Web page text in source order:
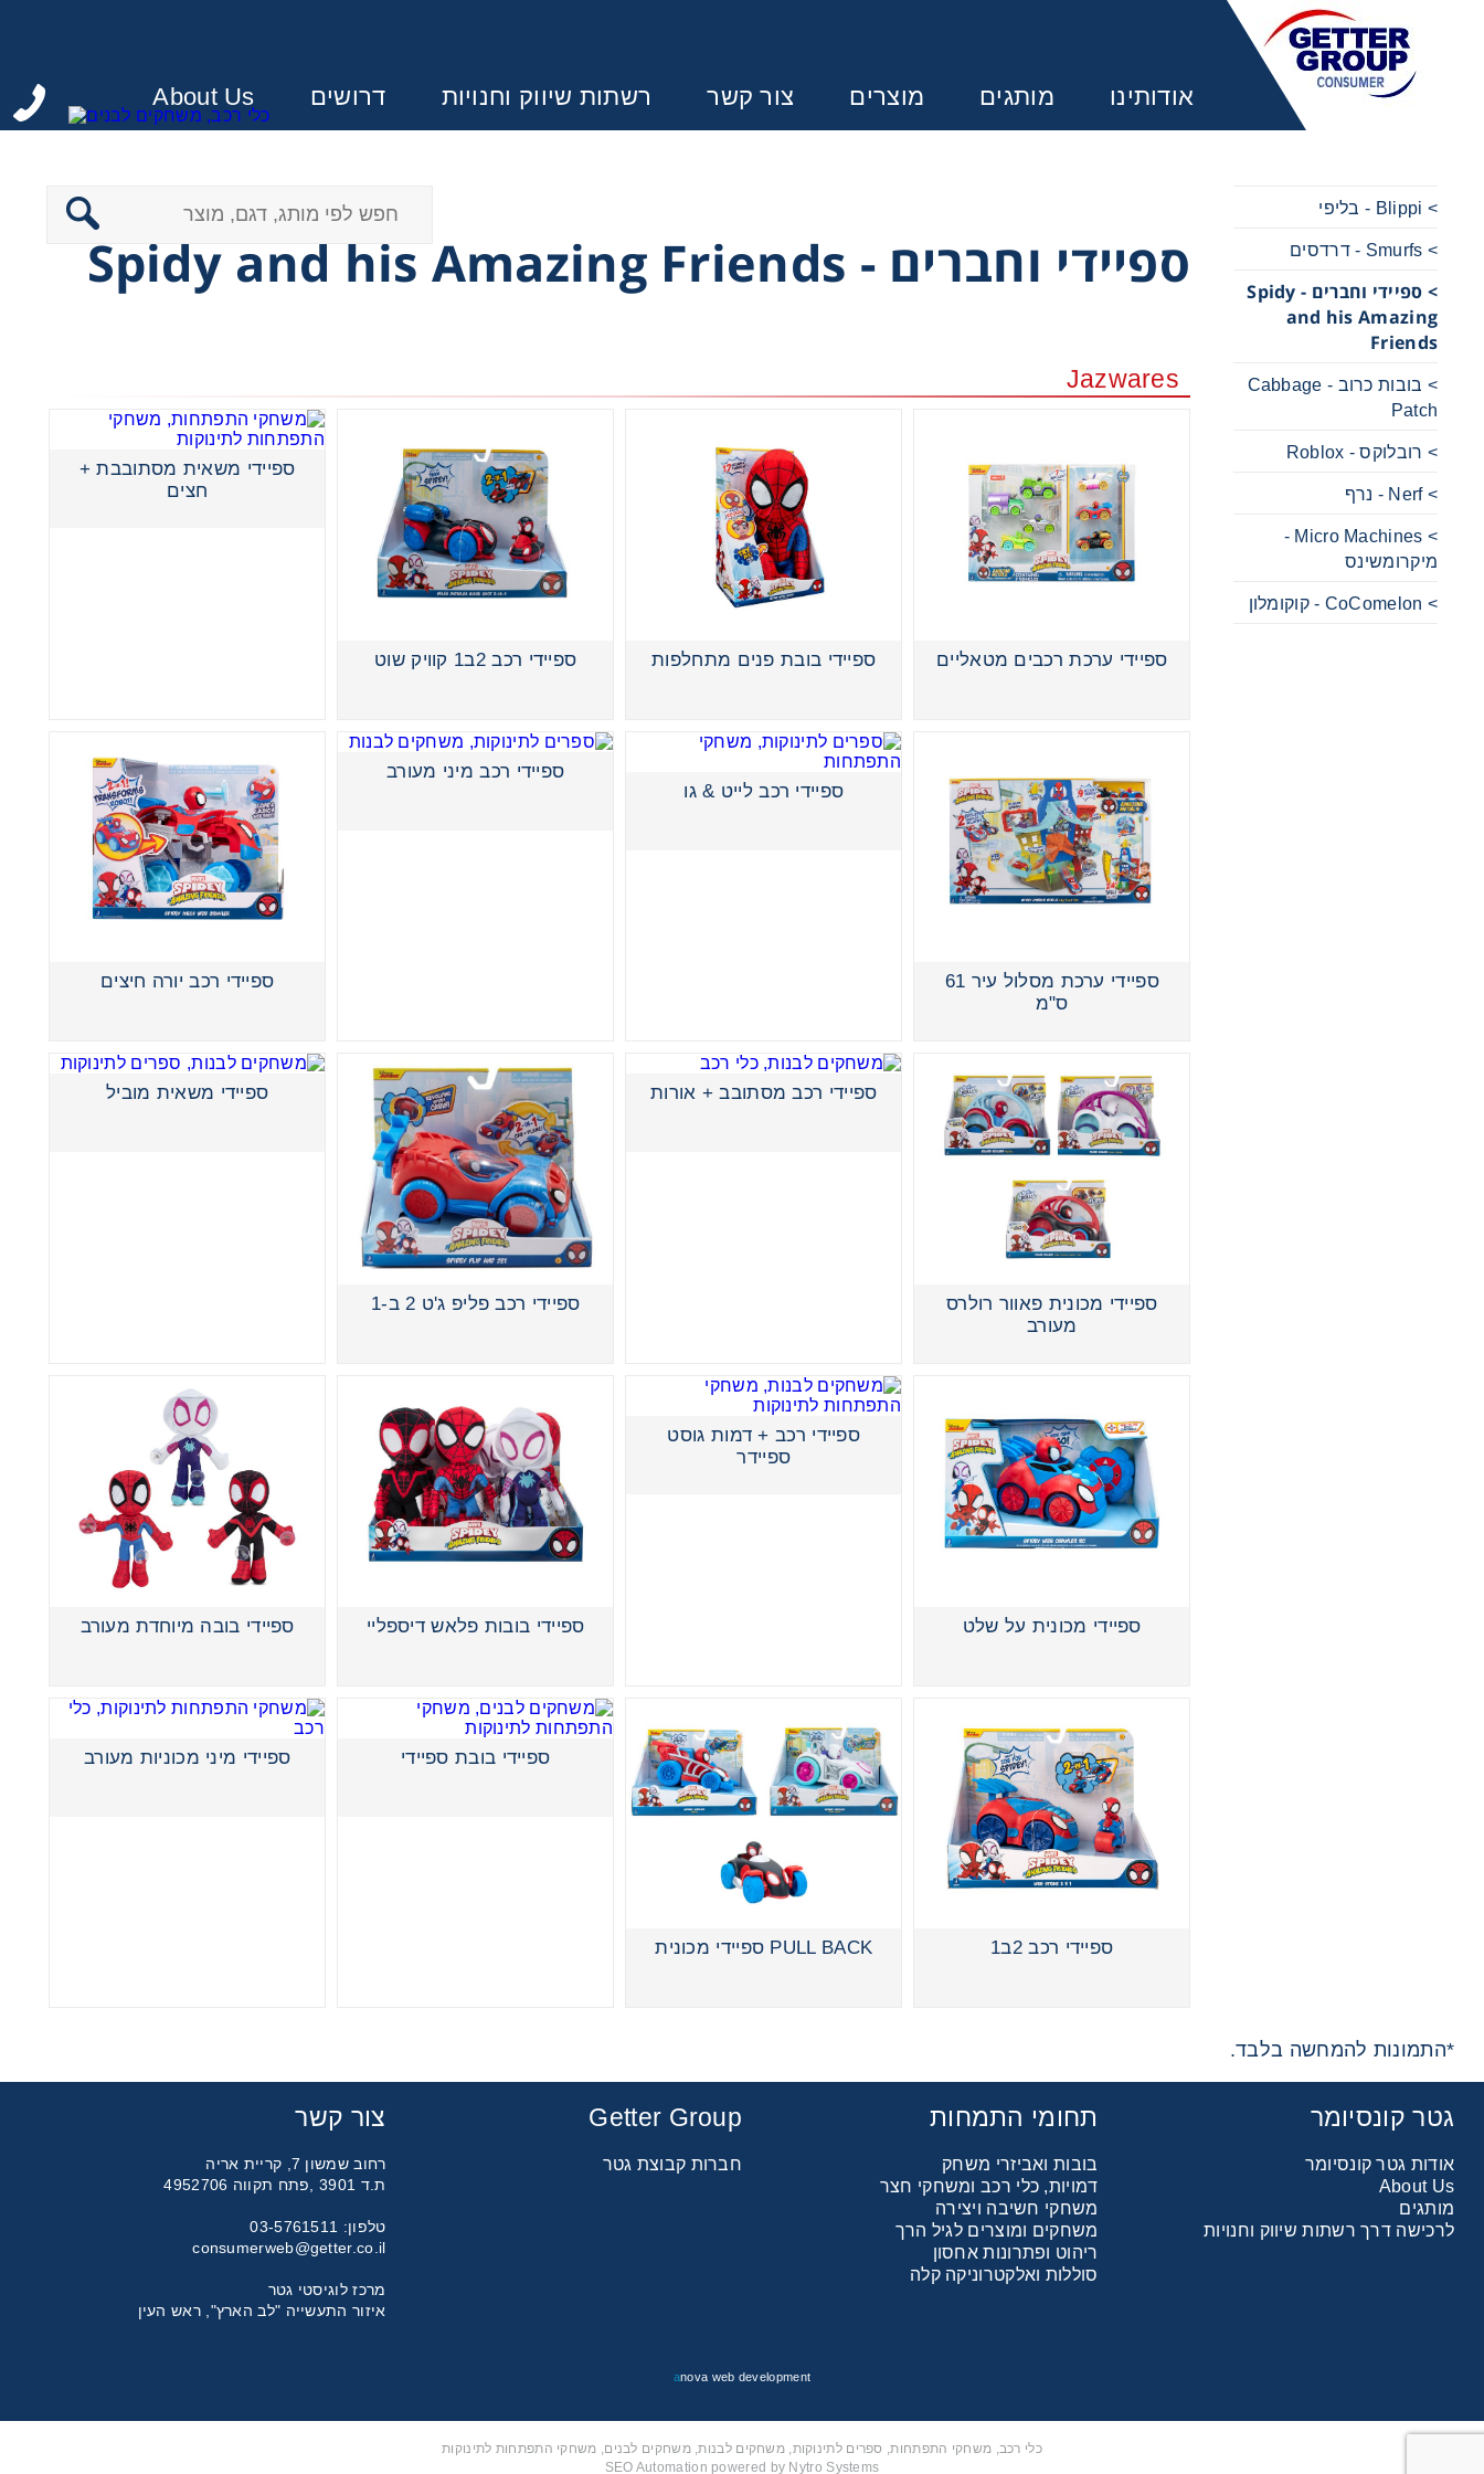
אודותינו מותגים מוצרים צור קשר רשתות שיווק וחנויות דרושים About Us
> Blippi - בליפי
> Smurfs - דרדסים
> ספיידי וחברים - Spidy
and his Amazing
Friends
> בובות כרוב - Cabbage
Patch
> רובלוקס - Roblox
> Nerf - נרף
> Micro Machines -
מיקרומשינס
> CoComelon - קוקומלון
ספיידי וחברים - Spidy and his Amazing Friends
Jazwares
ספיידי ערכת רכבים מטאליים ספיידי בובת פנים מתחלפות ספיידי רכב 2ב1 קוויק שוט
ספיידי משאית מסתובבת +
חצים
ספיידי ערכת מסלול עיר 61
ס"מ
ספיידי רכב לייט & גו
ספיידי רכב מיני מעורב
ספיידי רכב יורה חיצים
ספיידי מכונית פאוור רולרס
מעורב
ספיידי רכב מסתובב + אורות
ספיידי רכב פליפ ג'ט 2 ב-1
ספיידי משאית מוביל
ספיידי מכונית על שלט
ספיידי רכב + דמות גוסט
ספיידר
ספיידי בובות פלאש דיספליי ספיידי בובה מיוחדת מעורב
ספיידי רכב 2ב1 PULL BACK ספיידי מכונית
ספיידי בובת ספיידי ספיידי מיני מכוניות מעורב
*התמונות להמחשה בלבד.
גטר קונסיומר
אודות גטר קונסיומר
About Us
מותגים
לרכישה דרך רשתות שיווק וחנויות
תחומי התמחות
בובות ואביזרי משחק
דמויות, כלי רכב ומשחקי חצר
משחקי חשיבה ויצירה
משחקים ומוצרים לגיל הרך
ריהוט ופתרונות אחסון
סוללות ואלקטרוניקה קלה
Getter Group
חברות קבוצת גטר
צור קשר
רחוב שמשון 7, קריית אריה
ת.ד 3901 ,פתח תקווה 4952706
טלפון: 03-5761511
consumerweb@getter.co.il
מרכז לוגיסטי גטר
איזור התעשייה "לב הארץ", ראש העין
anova web development
כלי רכב, משחקי התפתחות, ספרים לתינוקות, משחקים לבנות, משחקים לבנים, משחקי התפתחות לתינוקות
SEO Automation powered by Nytro Systems
מעונין לקבל הצעת מחיר או מידע עבור:
משחקים לבנים
משחקים להתפתחות תינוקות
מכוניות משחק